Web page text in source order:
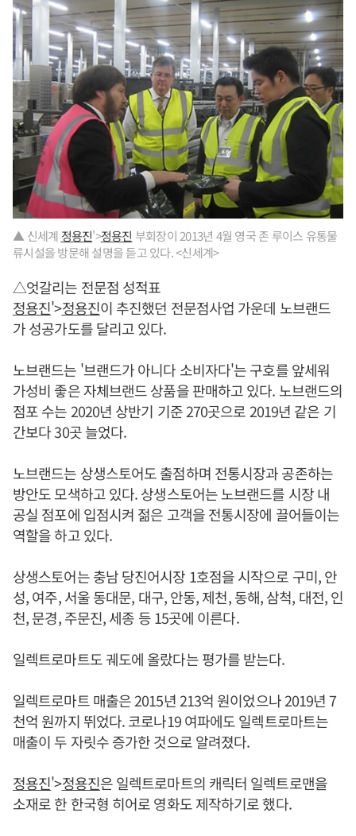
▲ 신세계 정용진'>정용진 부회장이 2013년 4월 영국 존 루이스 유통물
류시설을 방문해 설명을 듣고 있다. <신세계>
△엇갈리는 전문점 성적표
정용진'>정용진이 추진했던 전문점사업 가운데 노브랜드
가 성공가도를 달리고 있다.
노브랜드는 '브랜드가 아니다 소비자다'는 구호를 앞세워
가성비 좋은 자체브랜드 상품을 판매하고 있다. 노브랜드의
점포 수는 2020년 상반기 기준 270곳으로 2019년 같은 기
간보다 30곳 늘었다.
노브랜드는 상생스토어도 출점하며 전통시장과 공존하는
방안도 모색하고 있다. 상생스토어는 노브랜드를 시장 내
공실 점포에 입점시켜 젊은 고객을 전통시장에 끌어들이는
역할을 하고 있다.
상생스토어는 충남 당진어시장 1호점을 시작으로 구미, 안
성, 여주, 서울 동대문, 대구, 안동, 제천, 동해, 삼척, 대전, 인
천, 문경, 주문진, 세종 등 15곳에 이른다.
일렉트로마트도 궤도에 올랐다는 평가를 받는다.
일렉트로마트 매출은 2015년 213억 원이었으나 2019년 7
천억 원까지 뛰었다. 코로나19 여파에도 일렉트로마트는
매출이 두 자릿수 증가한 것으로 알려졌다.
정용진'>정용진은 일렉트로마트의 캐릭터 일렉트로맨을
소재로 한 한국형 히어로 영화도 제작하기로 했다.